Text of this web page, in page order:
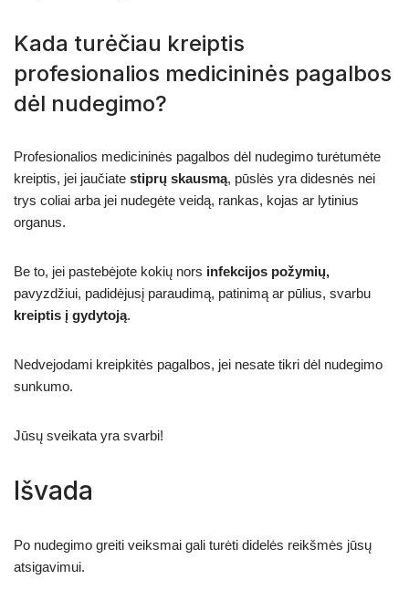
Kada turėčiau kreiptis
profesionalios medicininės pagalbos
dėl nudegimo?
Profesionalios medicininės pagalbos dėl nudegimo turėtumėte
kreiptis, jei jaučiate stiprų skausmą, pūslės yra didesnės nei
trys coliai arba jei nudegėte veidą, rankas, kojas ar lytinius
organus.
Be to, jei pastebėjote kokių nors infekcijos požymių,
pavyzdžiui, padidėjusį paraudimą, patinimą ar pūlius, svarbu
kreiptis į gydytoją.
Nedvejodami kreipkitės pagalbos, jei nesate tikri dėl nudegimo
sunkumo.
Jūsų sveikata yra svarbi!
Išvada
Po nudegimo greiti veiksmai gali turėti didelės reikšmės jūsų
atsigavimui.